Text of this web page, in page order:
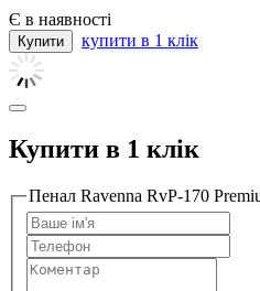
Є в наявності
купити в 1 клік
Купити в 1 клік
Пенал Ravenna RvP-170